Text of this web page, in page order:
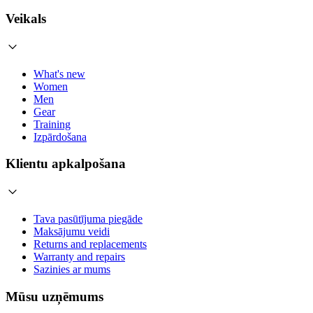
Veikals
What's new
Women
Men
Gear
Training
Izpārdošana
Klientu apkalpošana
Tava pasūtījuma piegāde
Maksājumu veidi
Returns and replacements
Warranty and repairs
Sazinies ar mums
Mūsu uzņēmums